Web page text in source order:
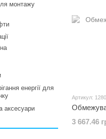
Артикул:
3 667.46
монтажу
енергії для
аксесуари